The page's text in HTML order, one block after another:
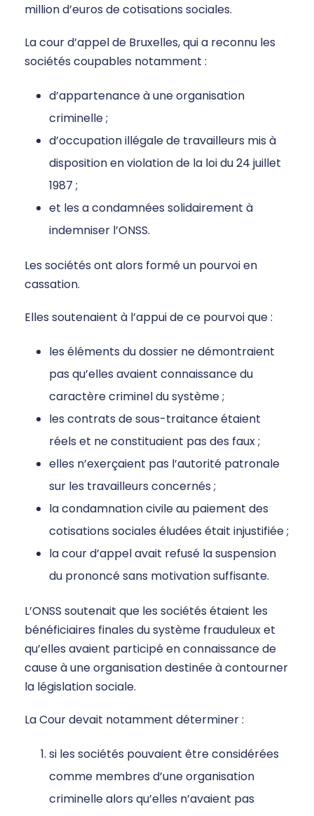
million d’euros de cotisations sociales.
La cour d’appel de Bruxelles, qui a reconnu les
sociétés coupables notamment :
d’appartenance à une organisation
criminelle ;
d’occupation illégale de travailleurs mis à
disposition en violation de la loi du 24 juillet
1987 ;
et les a condamnées solidairement à
indemniser l’ONSS.
Les sociétés ont alors formé un pourvoi en
cassation.
Elles soutenaient à l’appui de ce pourvoi que :
les éléments du dossier ne démontraient
pas qu’elles avaient connaissance du
caractère criminel du système ;
les contrats de sous-traitance étaient
réels et ne constituaient pas des faux ;
elles n’exerçaient pas l’autorité patronale
sur les travailleurs concernés ;
la condamnation civile au paiement des
cotisations sociales éludées était injustifiée ;
la cour d’appel avait refusé la suspension
du prononcé sans motivation suffisante.
L’ONSS soutenait que les sociétés étaient les
bénéficiaires finales du système frauduleux et
qu’elles avaient participé en connaissance de
cause à une organisation destinée à contourner
la législation sociale.
La Cour devait notamment déterminer :
si les sociétés pouvaient être considérées
comme membres d’une organisation
criminelle alors qu’elles n’avaient pas